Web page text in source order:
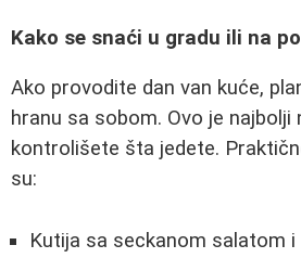
Kako se snaći u gradu ili na
Ako provodite dan van kuće,
hranu sa sobom. Ovo je najbolji
kontrolišete šta jedete.
su:
Kutija sa seckanom salatom